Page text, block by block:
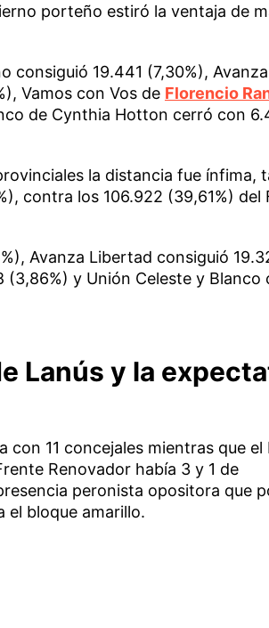
porteño estiró la ventaja de
consiguió 19.441 (7,30%),
Vamos con Vos de Florencio
de Cynthia Hotton cerró con
la distancia fue ínfima,
contra los 106.922 (39,61%) del
Avanza Libertad consiguió
(3,86%) y Unión Celeste y Blanco
Lanús y la
con 11 concejales mientras que el
Renovador había 3 y 1 de
peronista opositora que
el bloque amarillo.